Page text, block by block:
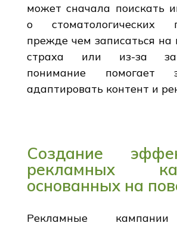
может сначала поискать
о стоматологических
прежде чем записаться на
страха или из-за
понимание помогает
адаптировать контент и
Создание
рекламных
основанных на
Рекламные